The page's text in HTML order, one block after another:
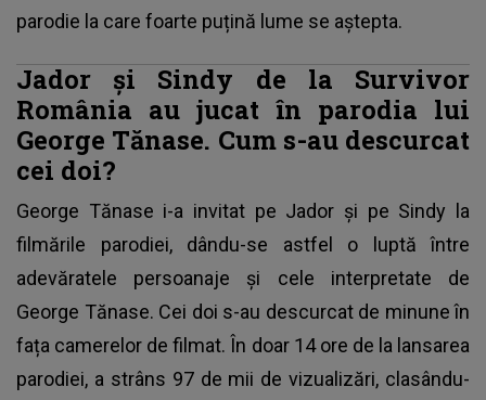
parodie la care foarte puțină lume se aștepta.
Jador și Sindy de la Survivor
România au jucat în parodia lui
George Tănase. Cum s-au descurcat
cei doi?
George Tănase i-a invitat pe Jador și pe Sindy la
filmările parodiei, dându-se astfel o luptă între
adevăratele persoanaje și cele interpretate de
George Tănase. Cei doi s-au descurcat de minune în
fața camerelor de filmat. În doar 14 ore de la lansarea
parodiei, a strâns 97 de mii de vizualizări, clasându-